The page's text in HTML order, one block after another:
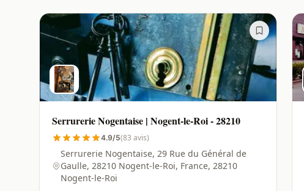
Serrurerie Nogentaise | Nogent-le-Roi - 28210
4.9/5(83 avis)
Serrurerie Nogentaise, 29 Rue du Général de
Gaulle, 28210 Nogent-le-Roi, France, 28210
Nogent-le-Roi